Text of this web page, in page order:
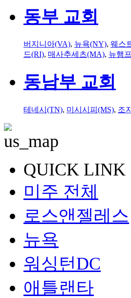
동부 교회
버지니아(VA), 뉴욕(NY), 웨스
드(RI), 매사추세츠(MA), 뉴햄
동남부 교회
테네시(TN), 미시시피(MS), 조
QUICK LINK
미주 전체
로스앤젤레스
뉴욕
워싱턴DC
애틀랜타